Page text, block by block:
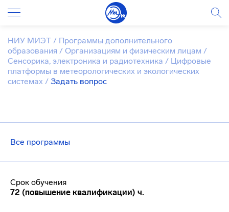
Все программы
Срок обучения
72 (повышение квалификации) ч.
НИУ МИЭТ / Программы дополнительного
образования / Организациям и физическим лицам /
Сенсорика, электроника и радиотехника / Цифровые
платформы в метеорологических и экологических
системах / Задать вопрос